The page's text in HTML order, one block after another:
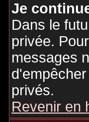
Je
Dans le
privée.
messages
privés.
Revenir en